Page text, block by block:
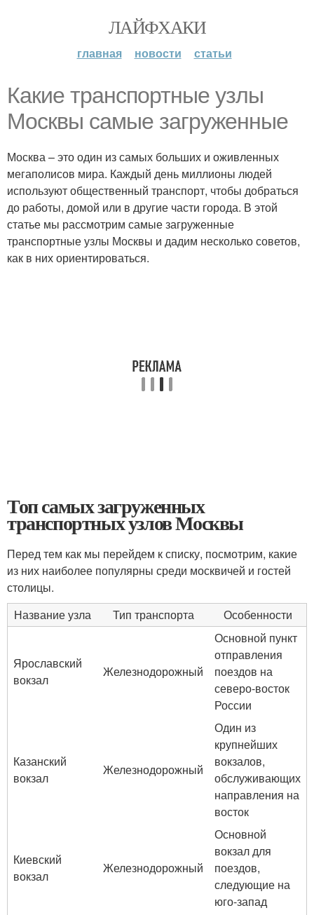
ЛАЙФХАКИ
главная новости статьи
Какие транспортные узлы
Москвы самые загруженные
Москва – это один из самых больших и оживленных
мегаполисов мира. Каждый день миллионы людей
используют общественный транспорт, чтобы добраться
до работы, домой или в другие части города. В этой
статье мы рассмотрим самые загруженные
транспортные узлы Москвы и дадим несколько советов,
как в них ориентироваться.
Топ самых загруженных
транспортных узлов Москвы
Перед тем как мы перейдем к списку, посмотрим, какие
из них наиболее популярны среди москвичей и гостей
столицы.
Название узла
Тип транспорта Особенности
Ярославский
вокзал
Железнодорожный
Основной пункт
отправления
поездов на
северо-восток
России
Казанский
вокзал
Железнодорожный
Один из
крупнейших
вокзалов,
обслуживающих
направления на
восток
Киевский
вокзал
Железнодорожный
Основной
вокзал для
поездов,
следующие на
юго-запад